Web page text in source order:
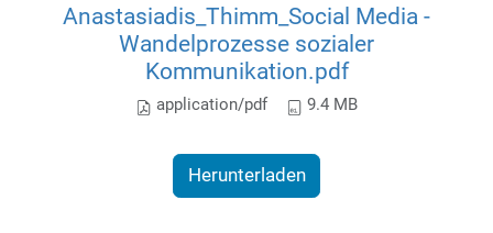
Anastasiadis_Thimm_Social Media -
Wandelprozesse sozialer
Kommunikation.pdf
application/pdf 9.4 MB
Herunterladen